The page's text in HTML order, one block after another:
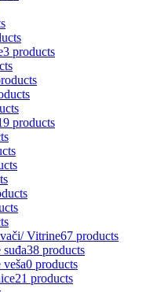
3 products
products
Vitrine67 products
38 products
0 products
21 products